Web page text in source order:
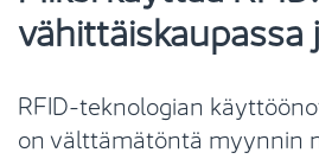
vähittäiskaupassa
RFID-teknologian
on välttämätöntä myynnin